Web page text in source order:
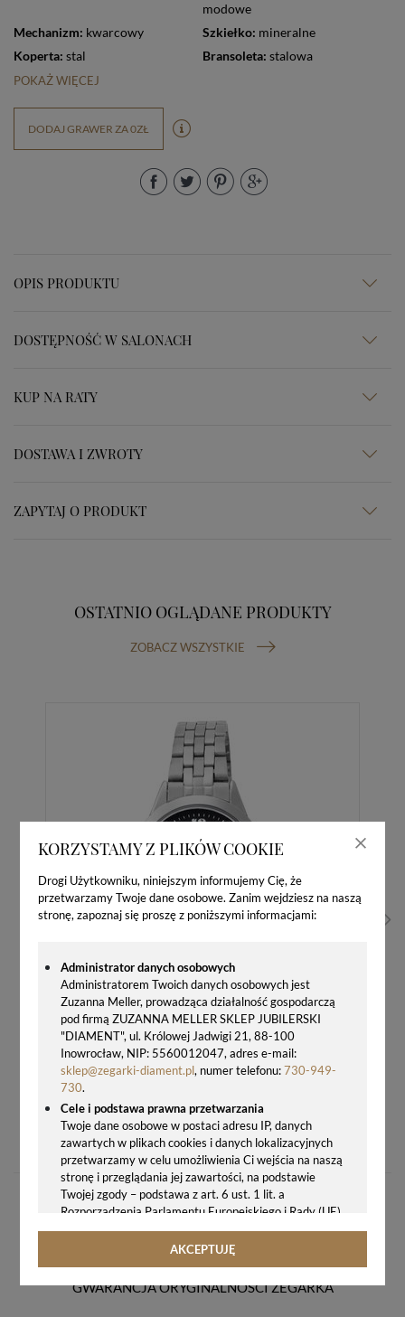
KORZYSTAMY Z PLIKÓW COOKIE
Drogi Użytkowniku, niniejszym informujemy Cię, że
przetwarzamy Twoje dane osobowe. Zanim wejdziesz na naszą
stronę, zapoznaj się proszę z poniższymi informacjami:
Administrator danych osobowych
Administratorem Twoich danych osobowych jest
Zuzanna Meller, prowadząca działalność gospodarczą
pod firmą ZUZANNA MELLER SKLEP JUBILERSKI
"DIAMENT", ul. Królowej Jadwigi 21, 88-100
Inowrocław, NIP: 5560012047, adres e-mail:
sklep@zegarki-diament.pl, numer telefonu:730-949-
730.
Cele i podstawa prawna przetwarzania
Twoje dane osobowe w postaci adresu IP, danych
zawartych w plikach cookies i danych lokalizacyjnych
przetwarzamy w celu umożliwienia Ci wejścia na naszą
stronę i przeglądania jej zawartości, na podstawie
Twojej zgody – podstawa z art. 6 ust. 1 lit. a
Rozporządzenia Parlamentu Europejskiego i Rady (UE)
2016/679 z 27.04.2016 r. w sprawie ochrony osób
fizycznych w związku z przetwarzaniem danych
rozporządzenie o ochronie danych, tj. RODO).
AKCEPTUJĘ
modowe
Mechanizm: kwarcowy Szkiełko: mineralne
Koperta: stal Bransoleta: stalowa
POKAŻ WIĘCEJ
DODAJ GRAWER ZA 0ZŁ
OPIS PRODUKTU
DOSTĘPNOŚĆ W SALONACH
KUP NA RATY
DOSTAWA I ZWROTY
ZAPYTAJ O PRODUKT
OSTATNIO OGLĄDANE PRODUKTY
ZOBACZ WSZYSTKIE
169,00 zł
GWARANCJA ORYGINALNOŚCI ZEGARKA